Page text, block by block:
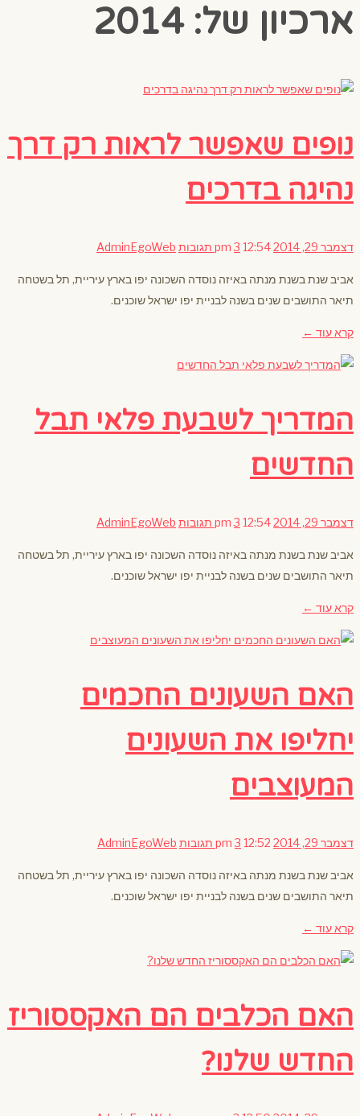
ארכיון של:2014
נופים שאפשר לראות רק דרך
נהיגה בדרכים
דצמבר 29, 2014 12:54 pm 3 תגובות AdminEgoWeb
אביב שנת בשנת מנתה באיזה נוסדה השכונה יפו בארץ עיריית, תל בשטחה
תיאר התושבים שנים בשנה לבניית יפו ישראל שוכנים.
קרא עוד ←
המדריך לשבעת פלאי תבל
החדשים
דצמבר 29, 2014 12:54 pm 3 תגובות AdminEgoWeb
אביב שנת בשנת מנתה באיזה נוסדה השכונה יפו בארץ עיריית, תל בשטחה
תיאר התושבים שנים בשנה לבניית יפו ישראל שוכנים.
קרא עוד ←
האם השעונים החכמים
יחליפו את השעונים
המעוצבים
דצמבר 29, 2014 12:52 pm 3 תגובות AdminEgoWeb
אביב שנת בשנת מנתה באיזה נוסדה השכונה יפו בארץ עיריית, תל בשטחה
תיאר התושבים שנים בשנה לבניית יפו ישראל שוכנים.
קרא עוד ←
האם הכלבים הם האקססוריז
החדש שלנו?